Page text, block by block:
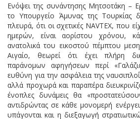
Ενόψει της συνάντησης Μητσοτάκη –
το Υπουργείο Άμυνας της Τουρκίας
πλευρά, ότι οι σχετικές NAVTEX, που
ημερών, είναι αορίστου χρόνου,
ανατολικά του εικοστού πέμπτου
Αιγαίο, θεωρεί ότι έχει πλήρη
παράνομων αφηγήσεων περί
ευθύνη για την ασφάλεια της
αλλά προχωρά και παραπέρα
ένοπλες δυνάμεις θα
αντιδρώντας σε κάθε μονομερή
υπάγονται και η διεξαγωγή